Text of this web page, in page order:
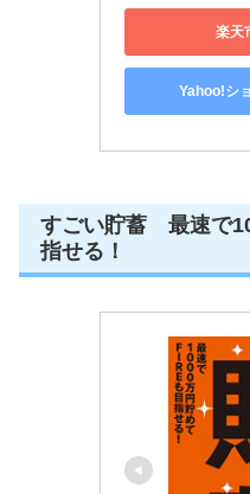
楽天
Yahoo!シ
すごい貯蓄 最速で
指せる！